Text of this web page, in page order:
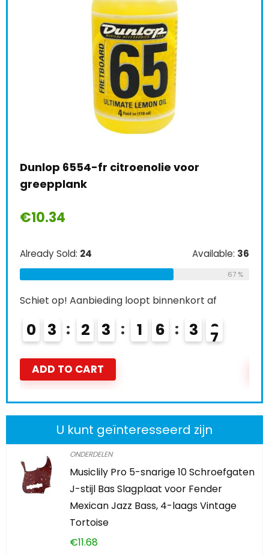
Dunlop 6554-fr citroenolie voor
greepplank
€10.34
Already Sold: 24 Available: 36
67 %
Schiet op! Aanbieding loopt binnenkort af
0 3 2 3 1 6 3 5
ADD TO CART
U kunt geïnteresseerd zijn
ONDERDELEN
Musiclily Pro 5-snarige 10 Schroefgaten
J-stijl Bas Slagplaat voor Fender
Mexican Jazz Bass, 4-laags Vintage
Tortoise
€11.68